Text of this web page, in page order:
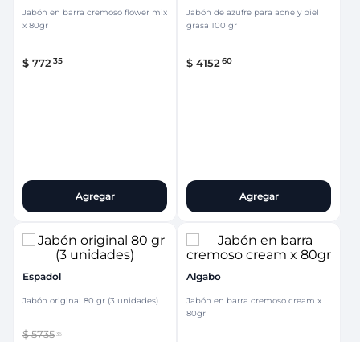
Jabón en barra cremoso flower mix
x 80gr
$ 772 35
Agregar
Jabón de azufre para acne y piel
grasa 100 gr
$ 4152 60
Agregar
Espadol
Jabón original 80 gr (3 unidades)
$5735 36
Algabo
Jabón en barra cremoso cream x
80gr